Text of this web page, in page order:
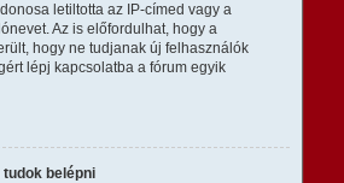
letiltotta az IP-címed vagy a
Az is előfordulhat, hogy a
hogy ne tudjanak új felhasználók
lépj kapcsolatba a fórum egyik
belépni